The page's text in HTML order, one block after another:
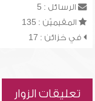
الرسائل : 5
المقيميّن : 135
في خزائن : 17
تعليقات الزوار